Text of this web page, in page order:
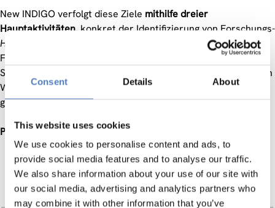
Consent Details About
This website uses cookies
We use cookies to personalise content and ads, to
provide social media features and to analyse our traffic.
We also share information about your use of our site with
our social media, advertising and analytics partners who
may combine it with other information that you’ve
New INDIGO verfolgt diese Ziele mithilfe dreier
Hauptaktivitäten, konkret der Identifizierung von Forschungs-
Hotspots
in Europa und Indien, der Ausschreibung für
Forschungsprojekte und deren Evaluierung, die einer
Strukturierung hochqualitativer gemeinsamer Forschung den
Weg ebnet, sowie des Erfahrungsaustausches mit anderen
geographischen ERA-NETs.
Projektpartner:
Operative Partner